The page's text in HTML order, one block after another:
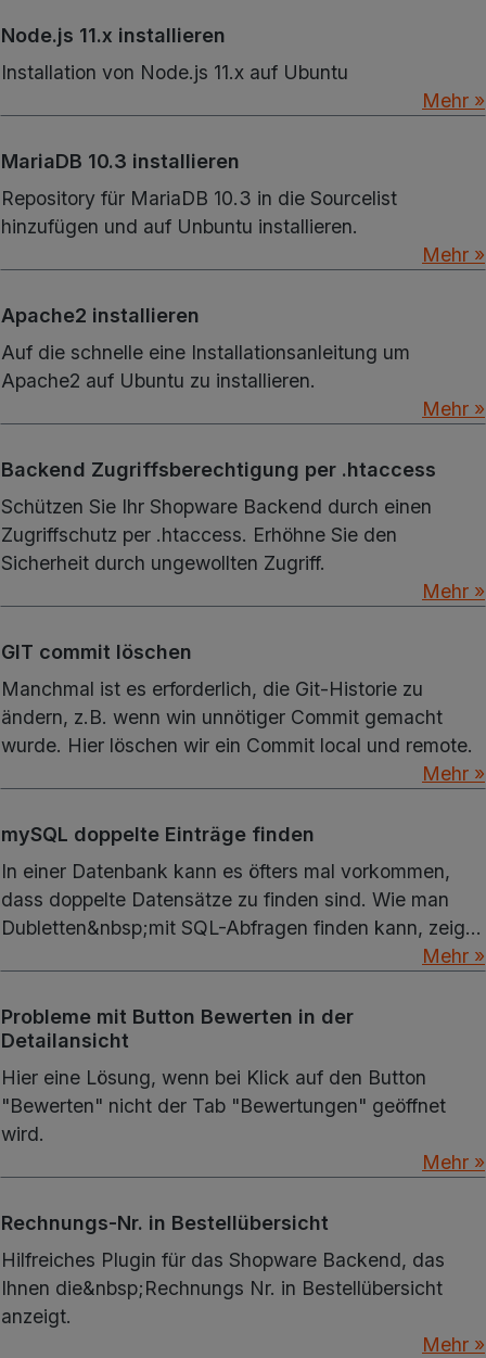
Node.js 11.x installieren
Installation von Node.js 11.x auf Ubuntu
Mehr »
MariaDB 10.3 installieren
Repository für MariaDB 10.3 in die Sourcelist
hinzufügen und auf Unbuntu installieren.
Mehr »
Apache2 installieren
Auf die schnelle eine Installationsanleitung um
Apache2 auf Ubuntu zu installieren.
Mehr »
Backend Zugriffsberechtigung per .htaccess
Schützen Sie Ihr Shopware Backend durch einen
Zugriffschutz per .htaccess. Erhöhne Sie den
Sicherheit durch ungewollten Zugriff.
Mehr »
GIT commit löschen
Manchmal ist es erforderlich, die Git-Historie zu
ändern, z.B. wenn win unnötiger Commit gemacht
wurde. Hier löschen wir ein Commit local und remote.
Mehr »
mySQL doppelte Einträge finden
In einer Datenbank kann es öfters mal vorkommen,
dass doppelte Datensätze zu finden sind. Wie man
Dubletten&nbsp;mit SQL-Abfragen finden kann, zeige
Mehr »
Probleme mit Button Bewerten in der
Detailansicht
Hier eine Lösung, wenn bei Klick auf den Button
"Bewerten" nicht der Tab "Bewertungen" geöffnet
wird.
Mehr »
Rechnungs-Nr. in Bestellübersicht
Hilfreiches Plugin für das Shopware Backend, das
Ihnen die&nbsp;Rechnungs Nr. in Bestellübersicht
anzeigt.
Mehr »